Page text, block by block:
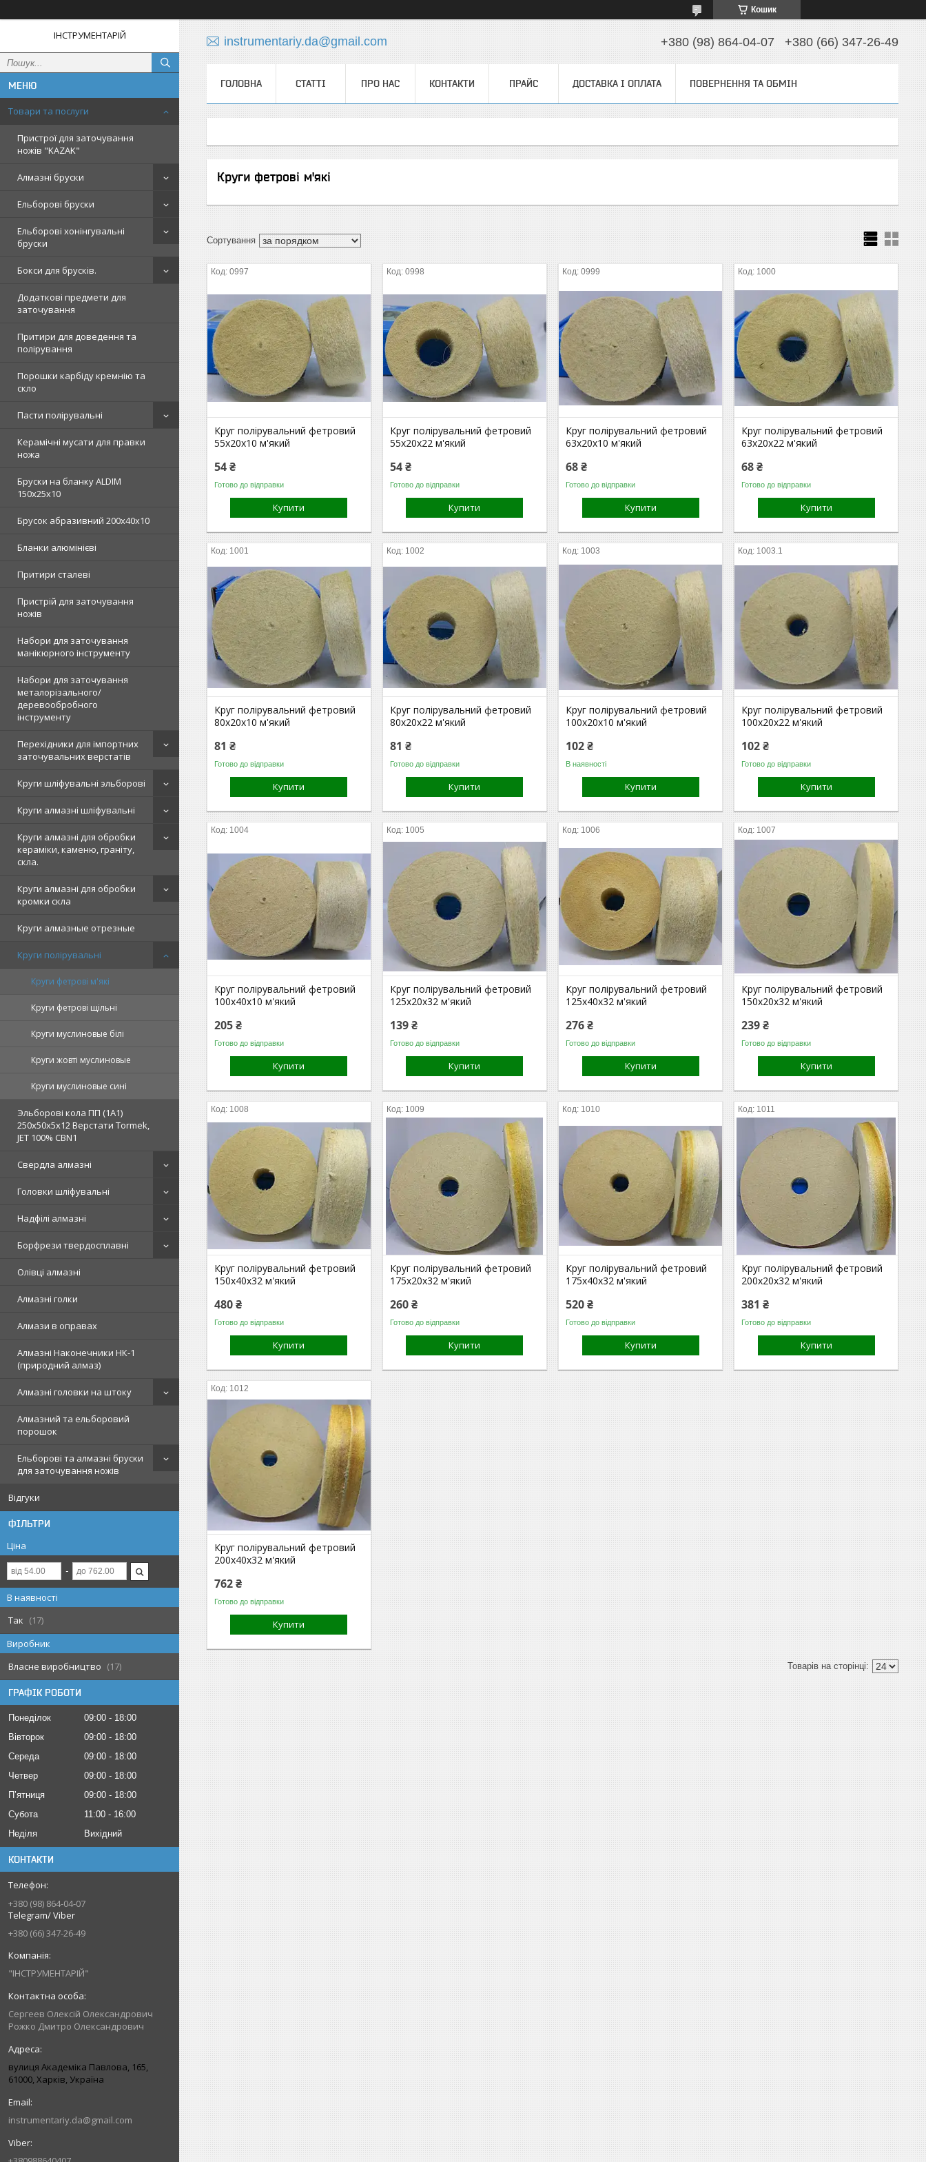
Кошик
ІНСТРУМЕНТАРІЙ
Товари та послуги
Пристрої для заточування
ножів "KAZAK"
Алмазні бруски
Ельборові бруски
Ельборові хонінгувальні
бруски
Бокси для брусків.
Додаткові предмети для
заточування
Притири для доведення та
полірування
Порошки карбіду кремнію та
скло
Пасти полірувальні
Керамічні мусати для правки
ножа
Бруски на бланку ALDIM
150х25х10
Брусок абразивний 200х40х10
Бланки алюмінієві
Притири сталеві
Пристрій для заточування
ножів
Набори для заточування
манікюрного інструменту
Набори для заточування
металорізального/
деревообробного
інструменту
Перехідники для імпортних
заточувальних верстатів
Круги шліфувальні эльборові
Круги алмазні шліфувальні
Круги алмазні для обробки
кераміки, каменю, граніту,
скла.
Круги алмазні для обробки
кромки скла
Круги алмазные отрезные
Круги полірувальні
Круги фетрові м'які
Круги фетрові щільні
Круги муслиновые білі
Круги жовті муслиновые
Круги муслиновые сині
Эльборові кола ПП (1А1)
250х50х5х12 Верстати Tormek,
JET 100% СВN1
Свердла алмазні
Головки шліфувальні
Надфілі алмазні
Борфрези твердосплавні
Олівці алмазні
Алмазні голки
Алмази в оправах
Алмазні Наконечники НК-1
(природний алмаз)
Алмазні головки на штоку
Алмазний та ельборовий
порошок
Ельборові та алмазні бруски
для заточування ножів
Відгуки
ФІЛЬТРИ
Ціна
В наявності
Так
17
Виробник
Власне виробництво
17
ГРАФІК РОБОТИ
Понеділок 09:00
18:00
Вівторок
09:00
18:00
Середа
09:00
18:00
Четвер
09:00
18:00
Пʼятниця
09:00
18:00
Субота
11:00
16:00
Неділя
Вихідний
КОНТАКТИ
+380 (98) 864-04-07
Telegram/ Viber
+380 (66) 347-26-49
"ІНСТРУМЕНТАРІЙ"
Сергеев Олексій Олександрович
Рожко Дмитро Олександрович
вулиця Академіка Павлова, 165,
61000, Харків, Україна
instrumentariy.da@gmail.com
instrumentariy.da@gmail.com +380 (98) 864-04-07 +380 (66) 347-26-49
ГОЛОВНА СТАТТІ ПРО НАС КОНТАКТИ ПРАЙС ДОСТАВКА І ОПЛАТА ПОВЕРНЕННЯ ТА ОБМІН
Круги фетрові м'які
0997
Круг полірувальний фетровий
55х20х10 м'який
54 ₴
Готово до відправки
Купити
0998
Круг полірувальний фетровий
55х20х22 м'який
54 ₴
Готово до відправки
Купити
0999
Круг полірувальний фетровий
63х20х10 м'який
68 ₴
Готово до відправки
Купити
1000
Круг полірувальний фетровий
63х20х22 м'який
68 ₴
Готово до відправки
Купити
1001
Круг полірувальний фетровий
80х20х10 м'який
81 ₴
Готово до відправки
Купити
1002
Круг полірувальний фетровий
80х20х22 м'який
81 ₴
Готово до відправки
Купити
1003
Круг полірувальний фетровий
100х20х10 м'який
102 ₴
В наявності
Купити
1003.1
Круг полірувальний фетровий
100х20х22 м'який
102 ₴
Готово до відправки
Купити
1004
Круг полірувальний фетровий
100х40х10 м'який
205 ₴
Готово до відправки
Купити
1005
Круг полірувальний фетровий
125х20х32 м'який
139 ₴
Готово до відправки
Купити
1006
Круг полірувальний фетровий
125х40х32 м'який
276 ₴
Готово до відправки
Купити
1007
Круг полірувальний фетровий
150х20х32 м'який
239 ₴
Готово до відправки
Купити
1008
Круг полірувальний фетровий
150х40х32 м'який
480 ₴
Готово до відправки
Купити
1009
Круг полірувальний фетровий
175х20х32 м'який
260 ₴
Готово до відправки
Купити
1010
Круг полірувальний фетровий
175х40х32 м'який
520 ₴
Готово до відправки
Купити
1011
Круг полірувальний фетровий
200х20х32 м'який
381 ₴
Готово до відправки
Купити
1012
Круг полірувальний фетровий
200х40х32 м'який
762 ₴
Готово до відправки
Купити